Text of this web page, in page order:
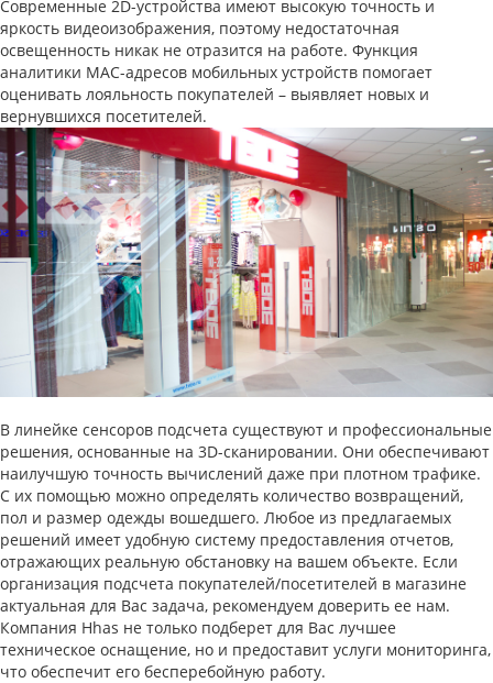
Современные 2D-устройства имеют высокую точность и
яркость видеоизображения, поэтому недостаточная
освещенность никак не отразится на работе. Функция
аналитики MAC-адресов мобильных устройств помогает
оценивать лояльность покупателей – выявляет новых и
вернувшихся посетителей.
В линейке сенсоров подсчета существуют и профессиональные
решения, основанные на 3D-сканировании. Они обеспечивают
наилучшую точность вычислений даже при плотном трафике.
С их помощью можно определять количество возвращений,
пол и размер одежды вошедшего. Любое из предлагаемых
решений имеет удобную систему предоставления отчетов,
отражающих реальную обстановку на вашем объекте. Если
организация подсчета покупателей/посетителей в магазине
актуальная для Вас задача, рекомендуем доверить ее нам.
Компания Hhas не только подберет для Вас лучшее
техническое оснащение, но и предоставит услуги мониторинга,
что обеспечит его бесперебойную работу.